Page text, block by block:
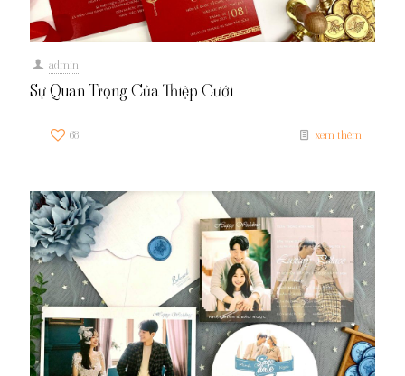
admin
Sự Quan Trọng Của Thiệp Cưới
68 xem thêm